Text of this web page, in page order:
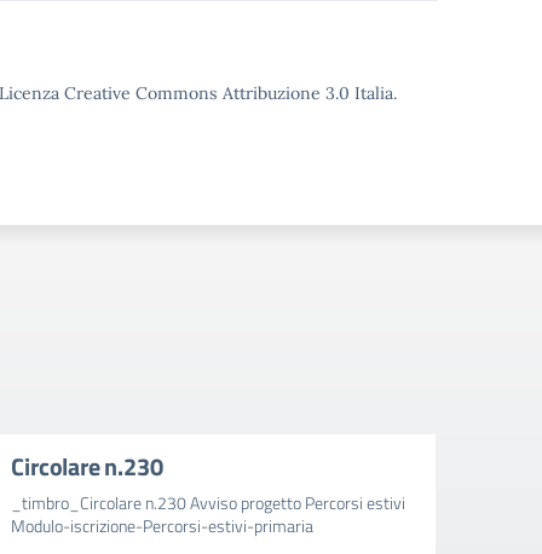
Creative Commons Attribuzione 3.0 Italia.
Circolare n.230
_timbro_Circolare n.230 Avviso progetto Percorsi estivi
Modulo-iscrizione-Percorsi-estivi-primaria